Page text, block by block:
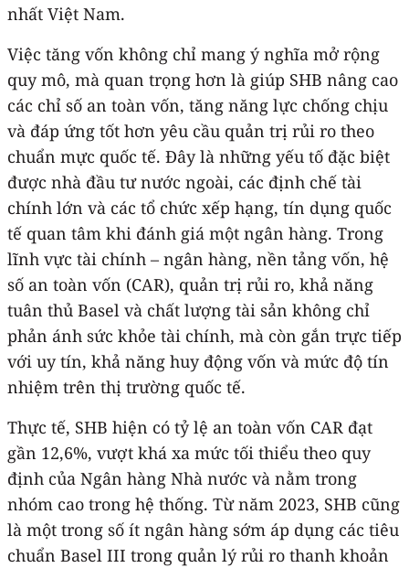
nhất Việt Nam.
Việc tăng vốn không chỉ mang ý nghĩa mở rộng
quy mô, mà quan trọng hơn là giúp SHB nâng cao
các chỉ số an toàn vốn, tăng năng lực chống chịu
và đáp ứng tốt hơn yêu cầu quản trị rủi ro theo
chuẩn mực quốc tế. Đây là những yếu tố đặc biệt
được nhà đầu tư nước ngoài, các định chế tài
chính lớn và các tổ chức xếp hạng, tín dụng quốc
tế quan tâm khi đánh giá một ngân hàng. Trong
lĩnh vực tài chính – ngân hàng, nền tảng vốn, hệ
số an toàn vốn (CAR), quản trị rủi ro, khả năng
tuân thủ Basel và chất lượng tài sản không chỉ
phản ánh sức khỏe tài chính, mà còn gắn trực tiếp
với uy tín, khả năng huy động vốn và mức độ tín
nhiệm trên thị trường quốc tế.
Thực tế, SHB hiện có tỷ lệ an toàn vốn CAR đạt
gần 12,6%, vượt khá xa mức tối thiểu theo quy
định của Ngân hàng Nhà nước và nằm trong
nhóm cao trong hệ thống. Từ năm 2023, SHB cũng
là một trong số ít ngân hàng sớm áp dụng các tiêu
chuẩn Basel III trong quản lý rủi ro thanh khoản